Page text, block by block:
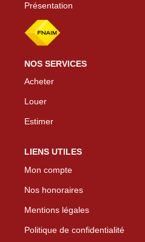
Présentation
NOS SERVICES
Acheter
Louer
Estimer
LIENS UTILES
Mon compte
Nos honoraires
Mentions légales
Politique de confidentialité